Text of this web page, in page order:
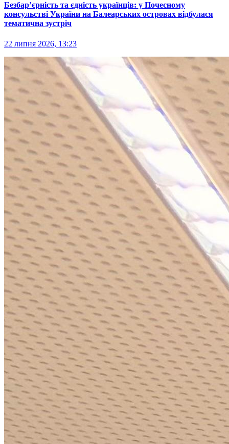
Безбар’єрність та єдність українців: у Почесному
консульстві України на Балеарських островах відбулася
тематична зустріч
22 липня 2026, 13:23